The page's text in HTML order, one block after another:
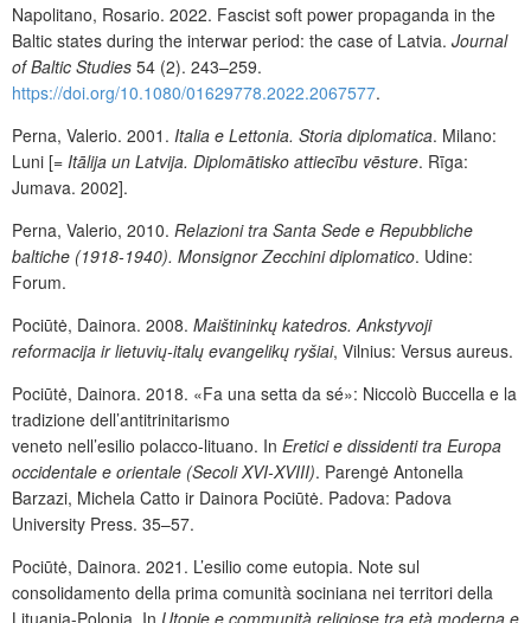
Napolitano, Rosario. 2022. Fascist soft power propaganda in the
Baltic states during the interwar period: the case of Latvia. Journal
of Baltic Studies 54 (2). 243–259.
https://doi.org/10.1080/01629778.2022.2067577.
Perna, Valerio. 2001. Italia e Lettonia. Storia diplomatica. Milano:
Luni [= Itālija un Latvija. Diplomātisko attiecību vēsture. Rīga:
Jumava. 2002].
Perna, Valerio, 2010. Relazioni tra Santa Sede e Repubbliche
baltiche (1918-1940). Monsignor Zecchini diplomatico. Udine:
Forum.
Pociūtė, Dainora. 2008. Maištininkų katedros. Ankstyvoji
reformacija ir lietuvių-italų evangelikų ryšiai, Vilnius: Versus aureus.
Pociūtė, Dainora. 2018. «Fa una setta da sé»: Niccolò Buccella e la
tradizione dell’antitrinitarismo
veneto nell’esilio polacco-lituano. In Eretici e dissidenti tra Europa
occidentale e orientale (Secoli XVI-XVIII). Parengė Antonella
Barzazi, Michela Catto ir Dainora Pociūtė. Padova: Padova
University Press. 35–57.
Pociūtė, Dainora. 2021. L’esilio come eutopia. Note sul
consolidamento della prima comunità sociniana nei territori della
Lituania-Polonia. In Utopie e communità religiose tra età moderna e